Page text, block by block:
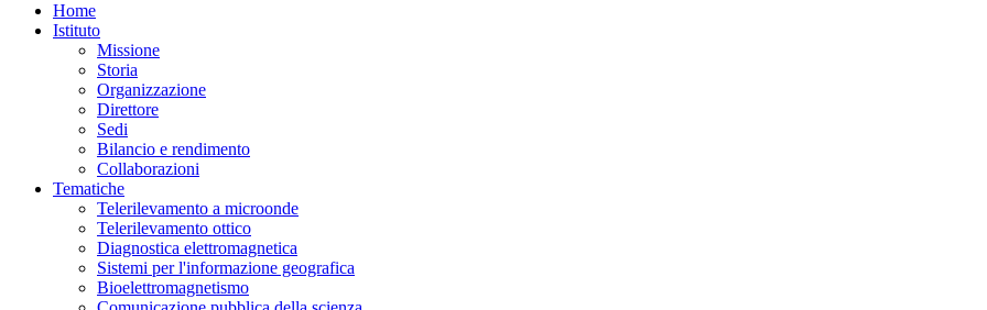
Home
Istituto
Missione
Storia
Organizzazione
Direttore
Sedi
Bilancio e rendimento
Collaborazioni
Tematiche
Telerilevamento a microonde
Telerilevamento ottico
Diagnostica elettromagnetica
Sistemi per l'informazione geografica
Bioelettromagnetismo